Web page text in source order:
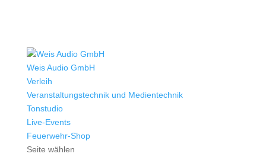
Weis Audio GmbH
Verleih
Veranstaltungstechnik und Medientechnik
Tonstudio
Live-Events
Feuerwehr-Shop
Seite wählen